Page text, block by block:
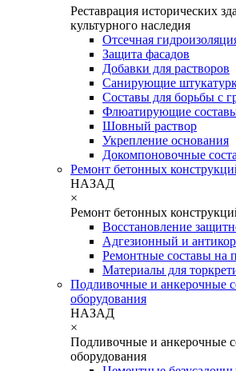
Реставрация исторических
культурного наследия
Отсечная
Защита фасадов
Добавки для растворов
Санирующие
Составы для борьбы с
Флюатирующие
Шовный раствор
Укрепление основания
Докомпоновочные
Ремонт бетонных
НАЗАД
×
Ремонт бетонных
Восстановление
Адгезионный и
Ремонтные составы на
Материалы для
Подливочные и анкерочные
оборудования
НАЗАД
×
Подливочные и анкерочные
оборудования